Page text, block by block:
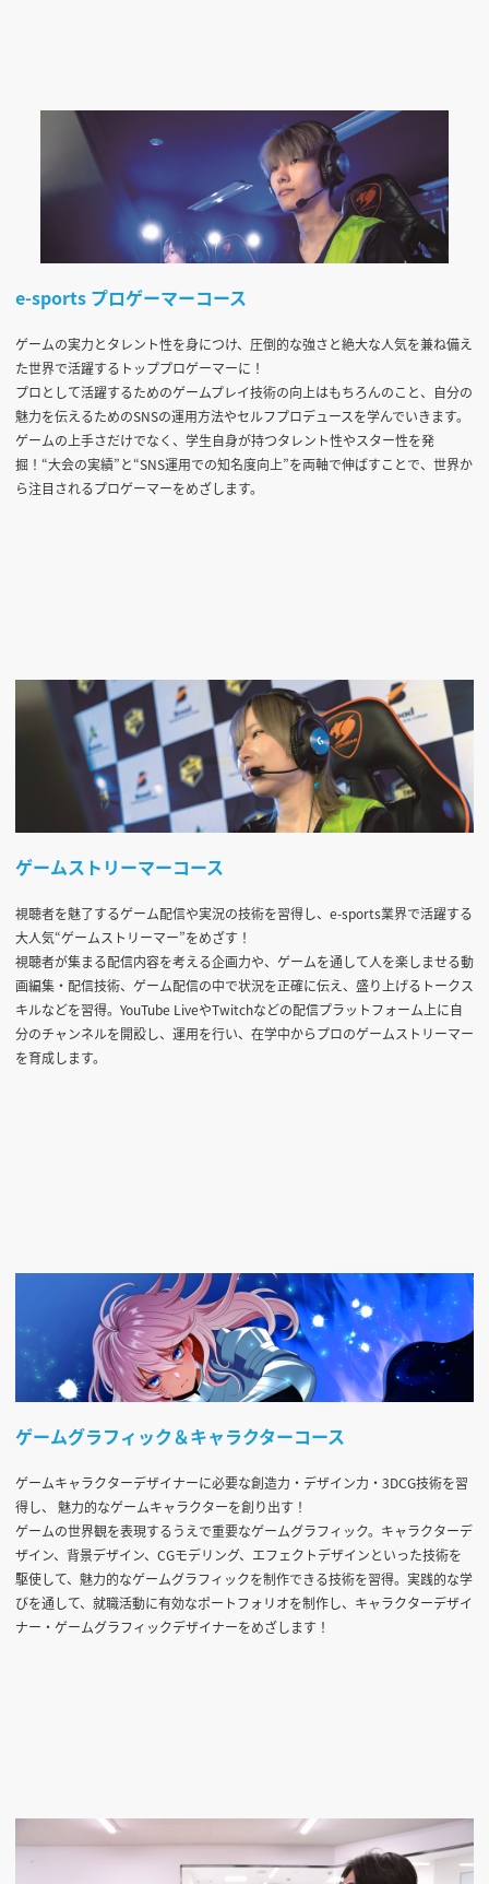
e-sports プロゲーマーコース
ゲームの実力とタレント性を身につけ、圧倒的な強さと絶大な人気を兼ね備え
た世界で活躍するトッププロゲーマーに！
プロとして活躍するためのゲームプレイ技術の向上はもちろんのこと、自分の
魅力を伝えるためのSNSの運用方法やセルフプロデュースを学んでいきます。
ゲームの上手さだけでなく、学生自身が持つタレント性やスター性を発
掘！“大会の実績”と“SNS運用での知名度向上”を両軸で伸ばすことで、世界か
ら注目されるプロゲーマーをめざします。
ゲームストリーマーコース
視聴者を魅了するゲーム配信や実況の技術を習得し、e-sports業界で活躍する
大人気“ゲームストリーマー”をめざす！
視聴者が集まる配信内容を考える企画力や、ゲームを通して人を楽しませる動
画編集・配信技術、ゲーム配信の中で状況を正確に伝え、盛り上げるトークス
キルなどを習得。YouTube LiveやTwitchなどの配信プラットフォーム上に自
分のチャンネルを開設し、運用を行い、在学中からプロのゲームストリーマー
を育成します。
ゲームグラフィック＆キャラクターコース
ゲームキャラクターデザイナーに必要な創造力・デザイン力・3DCG技術を習
得し、 魅力的なゲームキャラクターを創り出す！
ゲームの世界観を表現するうえで重要なゲームグラフィック。キャラクターデ
ザイン、背景デザイン、CGモデリング、エフェクトデザインといった技術を
駆使して、魅力的なゲームグラフィックを制作できる技術を習得。実践的な学
びを通して、就職活動に有効なポートフォリオを制作し、キャラクターデザイ
ナー・ゲームグラフィックデザイナーをめざします！